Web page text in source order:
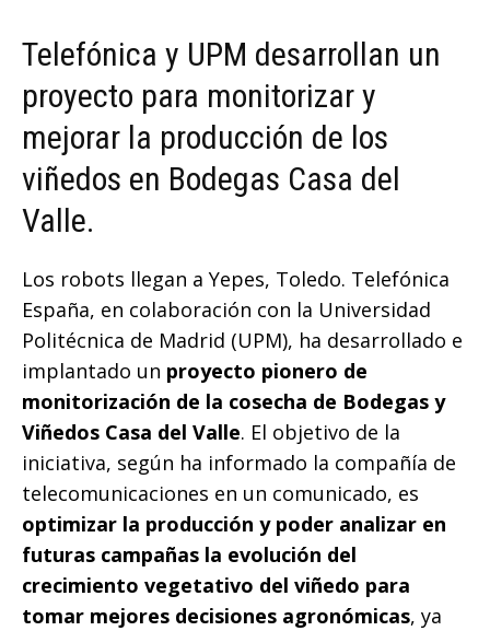
Telefónica y UPM desarrollan un
proyecto para monitorizar y
mejorar la producción de los
viñedos en Bodegas Casa del
Valle.
Los robots llegan a Yepes, Toledo. Telefónica
España, en colaboración con la Universidad
Politécnica de Madrid (UPM), ha desarrollado e
implantado un proyecto pionero de
monitorización de la cosecha de Bodegas y
Viñedos Casa del Valle. El objetivo de la
iniciativa, según ha informado la compañía de
telecomunicaciones en un comunicado, es
optimizar la producción y poder analizar en
futuras campañas la evolución del
crecimiento vegetativo del viñedo para
tomar mejores decisiones agronómicas, ya